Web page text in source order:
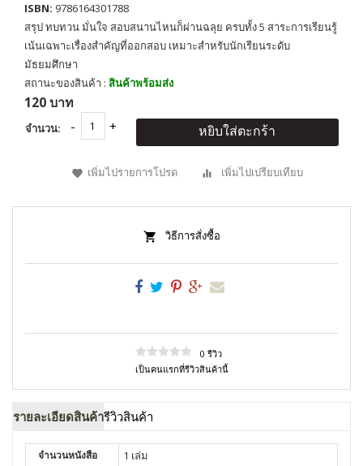
ISBN: 9786164301788
สรุป ทบทวน มั่นใจ สอบสนานไหนก็ผ่านฉลุย ครบทั้ง 5 สาระการเรียนรู้
เน้นเฉพาะเรื่องสำคัญที่ออกสอบ เหมาะสำหรับนักเรียนระดับ
มัธยมศึกษา
สถานะของสินค้า : สินค้าพร้อมส่ง
120 บาท
จำนวน: หยิบใส่ตะกร้า
เพิ่มไปรายการโปรด เพิ่มไปเปรียบเทียบ
วิธีการสั่งซื้อ
0 รีวิว
เป็นคนแรกที่รีวิวสินค้านี้
รายละเอียดสินค้ารีวิวสินค้า
จำนวนหนังสือ 1 เล่ม